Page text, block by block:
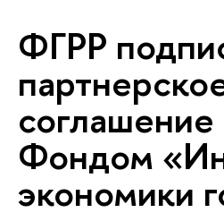
ФГРР
соглашение
Фондом
экономики